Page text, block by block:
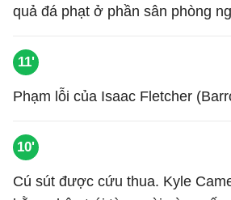
quả đá phạt ở phần sân phòng
11'
Phạm lỗi của Isaac Fletcher
10'
Cú sút được cứu thua. Kyle